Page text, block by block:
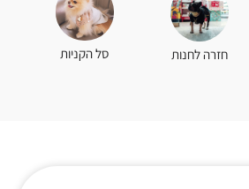
חזרה לחנות סל הקניות